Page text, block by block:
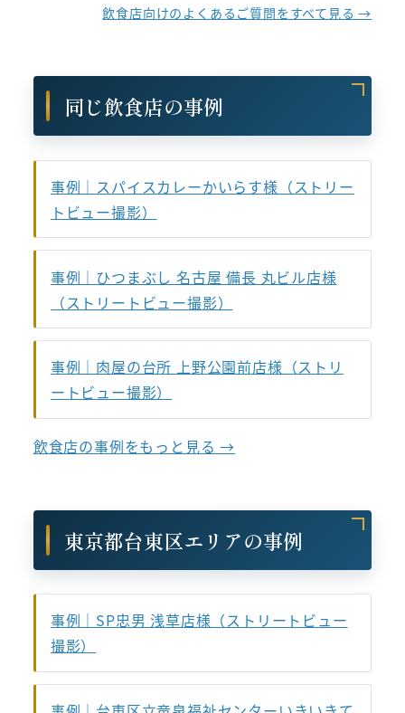
飲食店向けのよくあるご質問をすべて見る →
同じ飲食店の事例
事例｜スパイスカレーかいらす様（ストリー
トビュー撮影）
事例｜ひつまぶし 名古屋 備長 丸ビル店様
（ストリートビュー撮影）
事例｜肉屋の台所 上野公園前店様（ストリ
ートビュー撮影）
飲食店の事例をもっと見る →
東京都台東区エリアの事例
事例｜SP忠男 浅草店様（ストリートビュー
撮影）